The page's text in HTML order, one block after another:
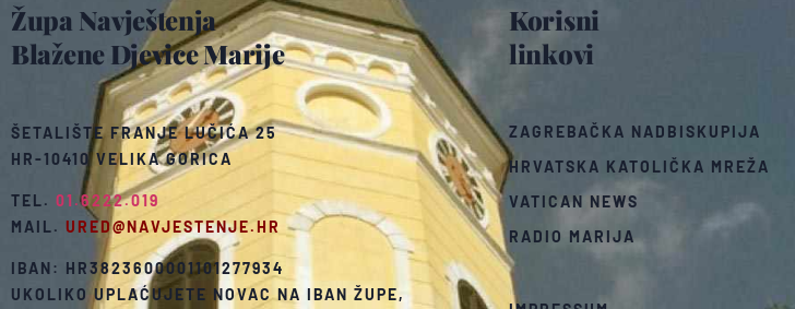
Župa Navještenja
Blažene Djevice Marije
ŠETALIŠTE FRANJE LUČIĆA 25
HR-10410 VELIKA GORICA
TEL. 01.6222.019
MAIL. URED@NAVJESTENJE.HR
IBAN: HR3823600001101277934
UKOLIKO UPLAĆUJETE NOVAC NA IBAN ŽUPE,
Korisni
linkovi
ZAGREBAČKA NADBISKUPIJA
HRVATSKA KATOLIČKA MREŽA
VATICAN NEWS
RADIO MARIJA